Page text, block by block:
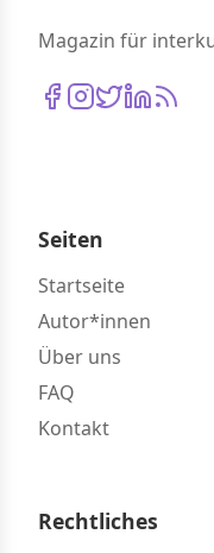
Magazin für
Seiten
Startseite
Autor*innen
Über uns
FAQ
Kontakt
Rechtliches